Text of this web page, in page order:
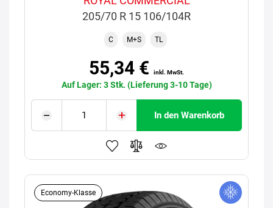
205/70 R 15 106/104R
C M+S TL
55,34 € inkl. MwSt.
Auf Lager: 3 Stk. (Lieferung 3-10 Tage)
In den Warenkorb
Economy-Klasse